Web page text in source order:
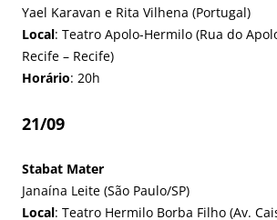
Yael Karavan e Rita Vilhena (Portugal)
Local: Teatro Apolo-Hermilo (Rua do
Recife – Recife)
Horário: 20h
21/09
Stabat Mater
Janaína Leite (São Paulo/SP)
Local: Teatro Hermilo Borba Filho (Av.